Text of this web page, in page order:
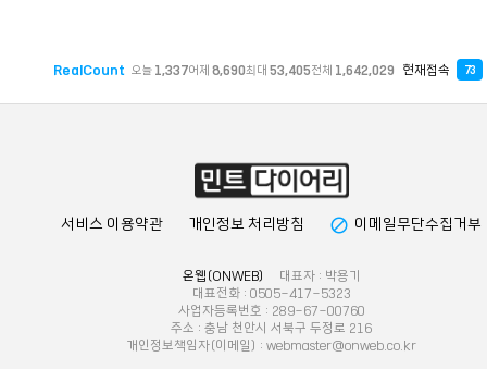
RealCount 오늘 1,337어제 8,690최대 53,405전체 1,642,029 현재접속 73
서비스 이용약관 개인정보 처리방침 block 이메일무단수집거부
온웹(ONWEB)
대표자 : 박용기
대표전화 : 0505-417-5323
사업자등록번호 : 289-67-00760
주소 : 충남 천안시 서북구 두정로 216
개인정보책임자(이메일) : webmaster@onweb.co.kr